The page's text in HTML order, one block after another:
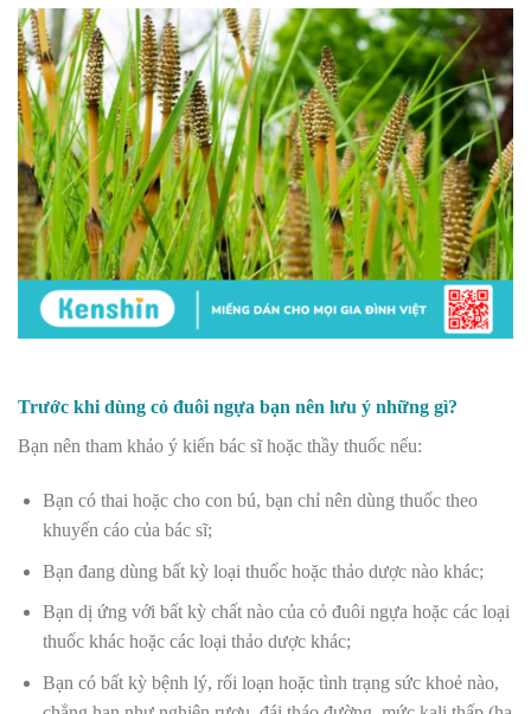
Trước khi dùng cỏ đuôi ngựa bạn nên lưu ý những gì?
Bạn nên tham khảo ý kiến bác sĩ hoặc thầy thuốc nếu:
Bạn có thai hoặc cho con bú, bạn chỉ nên dùng thuốc theo
khuyến cáo của bác sĩ;
Bạn đang dùng bất kỳ loại thuốc hoặc thảo dược nào khác;
Bạn dị ứng với bất kỳ chất nào của cỏ đuôi ngựa hoặc các loại
thuốc khác hoặc các loại thảo dược khác;
Bạn có bất kỳ bệnh lý, rối loạn hoặc tình trạng sức khoẻ nào,